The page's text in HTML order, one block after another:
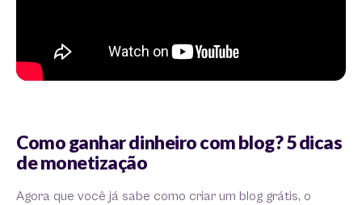
Como ganhar dinheiro com blog? 5 dicas
de monetização
Agora que você já sabe como criar um blog grátis, o